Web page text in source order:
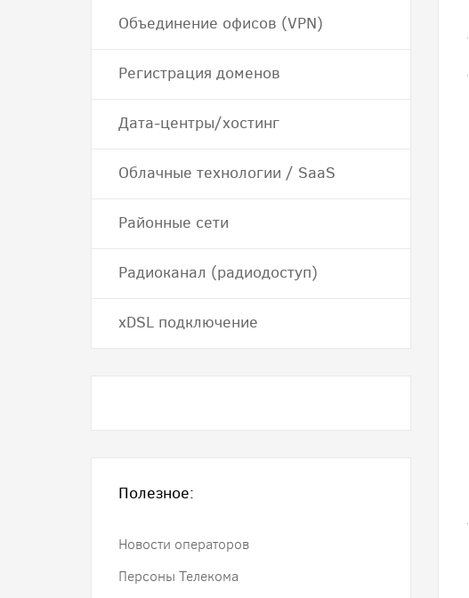
Объединение офисов (VPN)
Регистрация доменов
Дата-центры/хостинг
Облачные технологии / SaaS
Районные сети
Радиоканал (радиодоступ)
хDSL подключение
Полезное:
Новости операторов
Персоны Телекома